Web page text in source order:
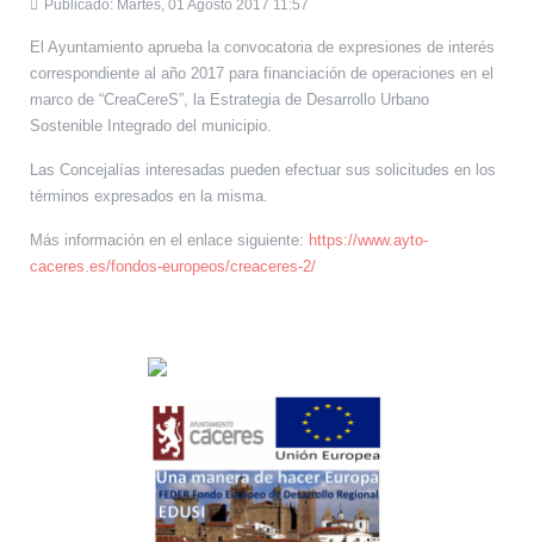
Publicado: Martes, 01 Agosto 2017 11:57
El Ayuntamiento aprueba la convocatoria de expresiones de interés
correspondiente al año 2017 para financiación de operaciones en el
marco de “CreaCereS”, la Estrategia de Desarrollo Urbano
Sostenible Integrado del municipio.
Las Concejalías interesadas pueden efectuar sus solicitudes en los
términos expresados en la misma.
Más información en el enlace siguiente: https://www.ayto-
caceres.es/fondos-europeos/creaceres-2/